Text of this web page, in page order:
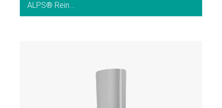
ALPS® Rein...